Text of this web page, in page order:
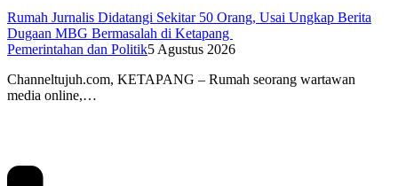
Rumah Jurnalis Didatangi Sekitar 50 Orang, Usai Ungkap Berita
Dugaan MBG Bermasalah di Ketapang
Pemerintahan dan Politik5 Agustus 2026
Channeltujuh.com, KETAPANG – Rumah seorang wartawan
media online,…